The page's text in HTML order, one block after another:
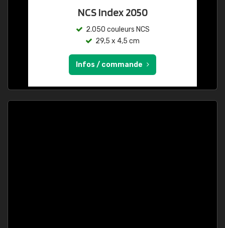
NCS Index 2050
2.050 couleurs NCS
29,5 x 4,5 cm
Infos / commande